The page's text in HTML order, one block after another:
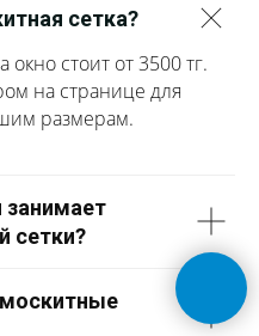
сетка?
окно стоит от 3500 тг.
на странице для
размерам.
занимает
сетки?
москитные